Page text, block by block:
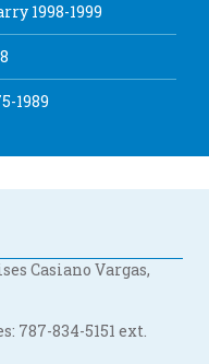
1998-1999
1989
Casiano Vargas,
787-834-5151 ext.